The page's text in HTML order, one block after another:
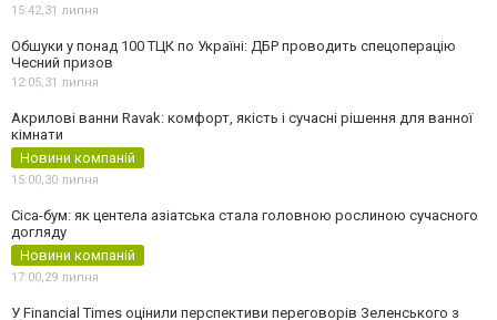
15:42,31 липня
Обшуки у понад 100 ТЦК по Україні: ДБР проводить спецоперацію
Чесний призов
12:05,31 липня
Акрилові ванни Ravak: комфорт, якість і сучасні рішення для ванної
кімнати
Новини компаній
15:00,30 липня
Cica-бум: як центела азіатська стала головною рослиною сучасного
догляду
Новини компаній
17:00,29 липня
У Financial Times оцінили перспективи переговорів Зеленського з